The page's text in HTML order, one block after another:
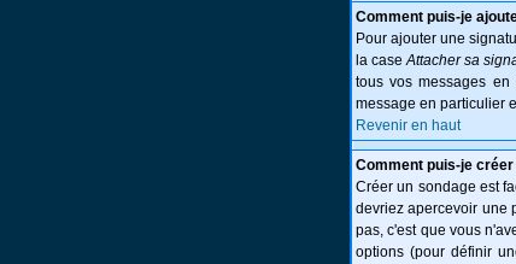
Comment puis-je
Pour ajouter une
la caseAttacher sa
tous vos messages
message en particulier
Revenir en haut
Comment puis-je créer
Créer un sondage est
devriez apercevoir une
pas, c'est que vous
options (pour définir